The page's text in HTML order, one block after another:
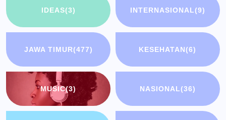
IDEAS(3) INTERNASIONAL(9)
JAWA TIMUR(477) KESEHATAN(6)
MUSIC(3) NASIONAL(36)